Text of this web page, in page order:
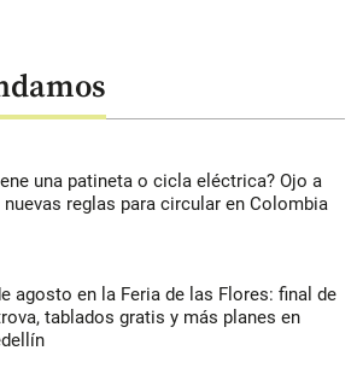
una patineta o cicla eléctrica? Ojo a
nuevas reglas para circular en Colombia
agosto en la Feria de las Flores: final de
tablados gratis y más planes en